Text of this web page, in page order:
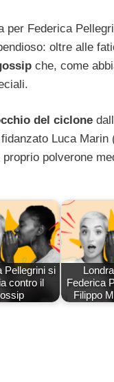
Federica
oltre alle
che, come
del ciclone
Luca
polverone
Pellegrini si
contro il
Federica
Filippo